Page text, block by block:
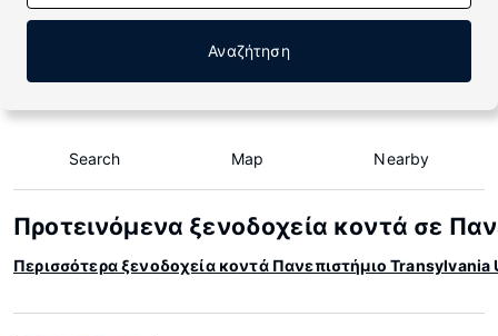
Αναζήτηση
Search Map Nearby
Προτεινόμενα ξενοδοχεία κοντά σε
Περισσότερα ξενοδοχεία κοντά Πανεπιστήμιο